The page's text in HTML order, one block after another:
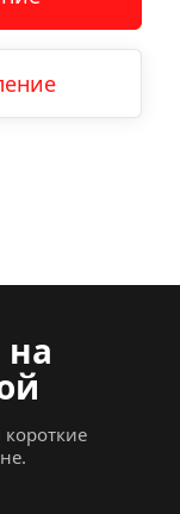
на
короткие